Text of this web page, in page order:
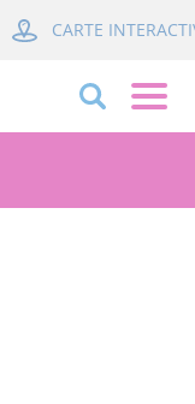
CARTE